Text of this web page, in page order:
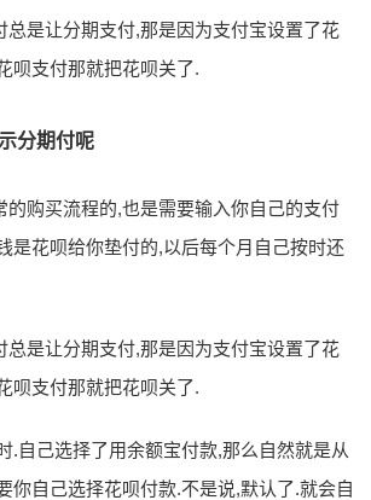
总是让分期支付,那是因为支付宝设置了花
呗支付那就把花呗关了.
分期付呢
的购买流程的,也是需要输入你自己的支付
是花呗给你垫付的,以后每个月自己按时还
总是让分期支付,那是因为支付宝设置了花
呗支付那就把花呗关了.
.自己选择了用余额宝付款,那么自然就是从
你自己选择花呗付款.不是说,默认了.就会自